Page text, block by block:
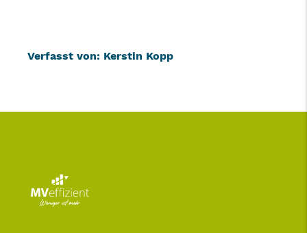
Verfasst von: Kerstin Kopp